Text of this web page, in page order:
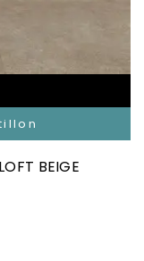
BEIGE